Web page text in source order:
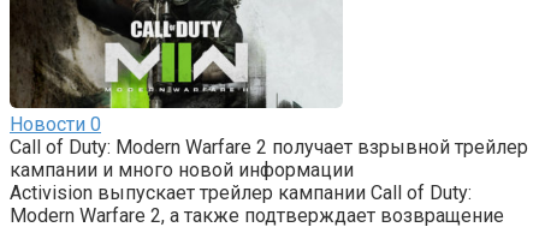
Новости 0
Call of Duty: Modern Warfare 2 получает взрывной трейлер
кампании и много новой информации
Activision выпускает трейлер кампании Call of Duty:
Modern Warfare 2, а также подтверждает возвращение